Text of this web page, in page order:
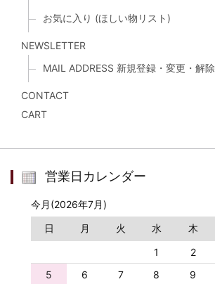
お気に入り (ほしい物リスト)
NEWSLETTER
MAIL ADDRESS 新規登録・変更・解除
CONTACT
CART
営業日カレンダー
今月(2026年7月)
日
月 火 水 木
1
2
5
6 7 8 9